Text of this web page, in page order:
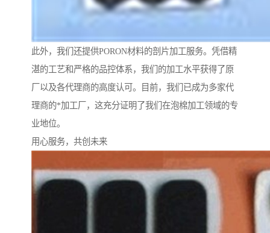
此外，我们还提供PORON材料的剖片加工服务。凭借精
湛的工艺和严格的品控体系，我们的加工水平获得了原
厂以及各代理商的高度认可。目前，我们已成为多家代
理商的*加工厂，这充分证明了我们在泡棉加工领域的专
业地位。
用心服务，共创未来